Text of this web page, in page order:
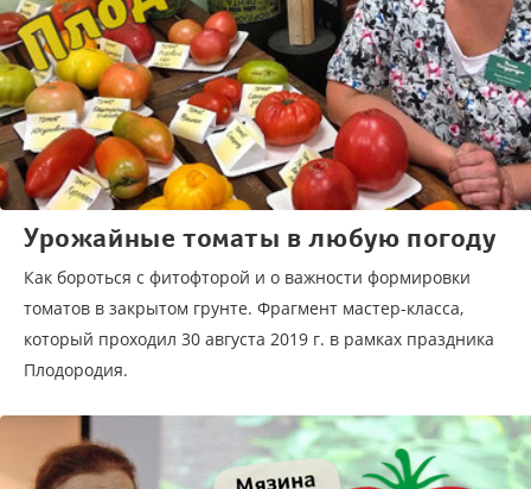
Урожайные томаты в любую погоду
Как бороться с фитофторой и о важности формировки
томатов в закрытом грунте. Фрагмент мастер-класса,
который проходил 30 августа 2019 г. в рамках праздника
Плодородия.